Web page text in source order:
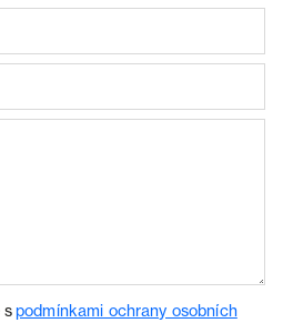
spodmínkami ochrany osobních